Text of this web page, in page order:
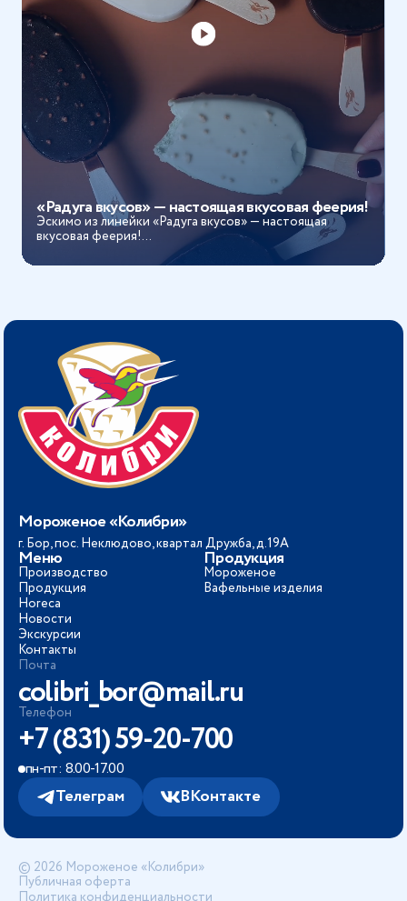
«Радуга вкусов» — настоящая вкусовая феерия!
Эскимо из линейки «Радуга вкусов» — настоящая
вкусовая феерия!...
Мороженое «Колибри»
г. Бор, пос. Неклюдово, квартал Дружба, д.19А
Меню
Производство
Продукция
Horeca
Новости
Экскурсии
Контакты
Продукция
Мороженое
Вафельные изделия
Почта
colibri_bor@mail.ru
Телефон
+7 (831) 59-20-700
пн-пт: 8.00-17.00
Телеграм ВКонтакте
© 2026 Мороженое «Колибри»
Публичная оферта
Политика конфиденциальности